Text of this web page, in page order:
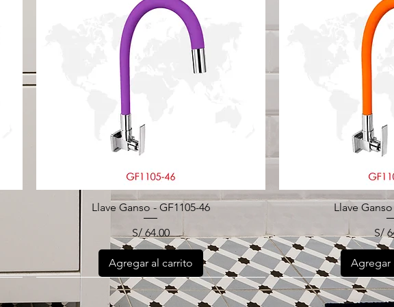
Llave Ganso - GF1105-46
Precio
S/ 64.00
Agregar al carrito
Llave
S/
Agregar